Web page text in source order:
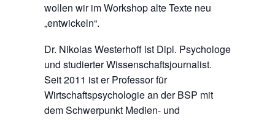
wollen wir im Workshop alte Texte neu
„entwickeln“.
Dr. Nikolas Westerhoff ist Dipl. Psychologe
und studierter Wissenschaftsjournalist.
Seit 2011 ist er Professor für
Wirtschaftspsychologie an der BSP mit
dem Schwerpunkt Medien- und